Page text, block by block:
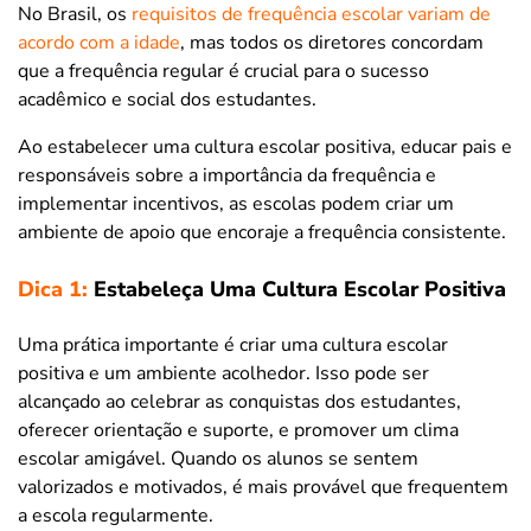
No Brasil, os requisitos de frequência escolar variam de
acordo com a idade, mas todos os diretores concordam
que a frequência regular é crucial para o sucesso
acadêmico e social dos estudantes.
Ao estabelecer uma cultura escolar positiva, educar pais e
responsáveis sobre a importância da frequência e
implementar incentivos, as escolas podem criar um
ambiente de apoio que encoraje a frequência consistente.
Dica 1: Estabeleça Uma Cultura Escolar Positiva
Uma prática importante é criar uma cultura escolar
positiva e um ambiente acolhedor. Isso pode ser
alcançado ao celebrar as conquistas dos estudantes,
oferecer orientação e suporte, e promover um clima
escolar amigável. Quando os alunos se sentem
valorizados e motivados, é mais provável que frequentem
a escola regularmente.